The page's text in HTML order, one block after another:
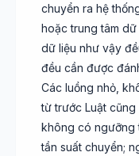
chuyển ra hệ
hoặc trung tâm
dữ liệu như vậy
đều cần được
Các luồng nhỏ,
từ trước Luật
không có ngưỡng
tần suất chuyển;